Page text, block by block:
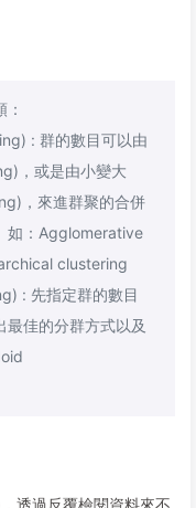
: 群的數目可以由
，或是由小變大
，來進群聚的合併
如：Agglomerative
clustering
: 先指定群的數目
最佳的分群方式以及
透過反覆檢閱資料來不